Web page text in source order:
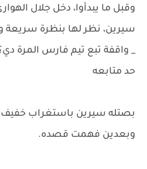
وقبل ما يبدأوا، دخل جلال
سيرين، نظر لها بنظرة سريعة
_ واقفة تبع تيم فارس المرة
حد متابعه
بصتله سيرين باستغراب
وبعدين فهمت قصده.